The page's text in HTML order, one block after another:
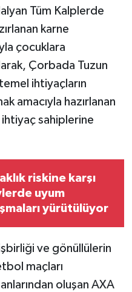
Tüm Kalplerde
karne
çocuklara
Çorbada Tuzun
ihtiyaçların
amacıyla hazırlanan
sahiplerine
riskine karşı
uyum
yürütülüyor
işbirliği ve gönüllülerin
maçları
oluşan AXA